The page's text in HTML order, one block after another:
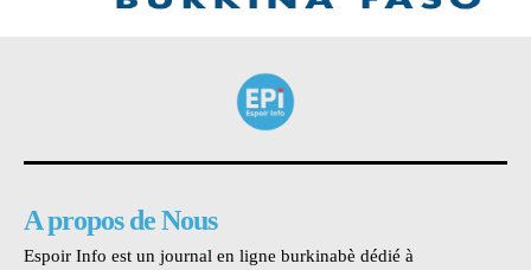
A propos de Nous
Espoir Info est un journal en ligne burkinabè dédié à